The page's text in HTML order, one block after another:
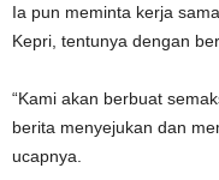
Ia pun meminta kerja
Kepri, tentunya dengan
“Kami akan berbuat
berita menyejukan dan
ucapnya.